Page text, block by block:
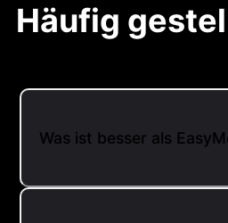
Häufig
Was ist besser als